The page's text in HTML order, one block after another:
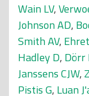
Wain LV,
Johnson AD,
Smith AV,
Hadley D, Dörr
Janssens CJW,
Pistis G, Luan